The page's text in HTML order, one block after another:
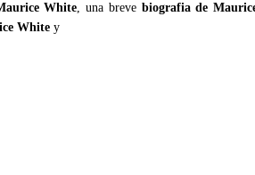
White, una breve biografia de
White y